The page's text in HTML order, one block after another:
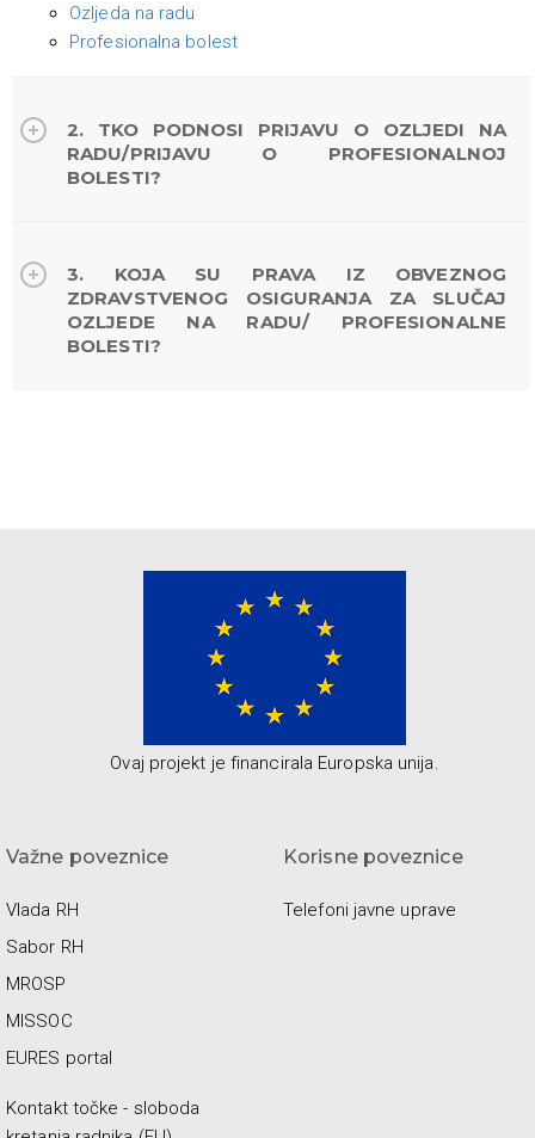
Ozljeda na radu
Profesionalna bolest
2. TKO PODNOSI PRIJAVU O OZLJEDI NA
RADU/PRIJAVU O PROFESIONALNOJ
BOLESTI?
3. KOJA SU PRAVA IZ OBVEZNOG
ZDRAVSTVENOG OSIGURANJA ZA SLUČAJ
OZLJEDE NA RADU/ PROFESIONALNE
BOLESTI?
Ovaj projekt je financirala Europska unija.
Važne poveznice
Vlada RH
Sabor RH
MROSP
MISSOC
EURES portal
Kontakt točke - sloboda
Korisne poveznice
Telefoni javne uprave